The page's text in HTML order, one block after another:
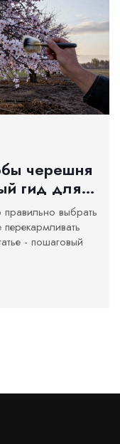
черешня
гид для
выбрать
- пошаговый